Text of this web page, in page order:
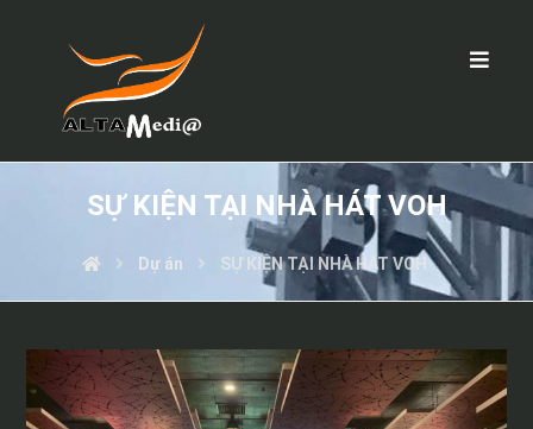
SỰ KIỆN TẠI NHÀ HÁT VOH
Dự án SỰ KIỆN TẠI NHÀ HÁT VOH